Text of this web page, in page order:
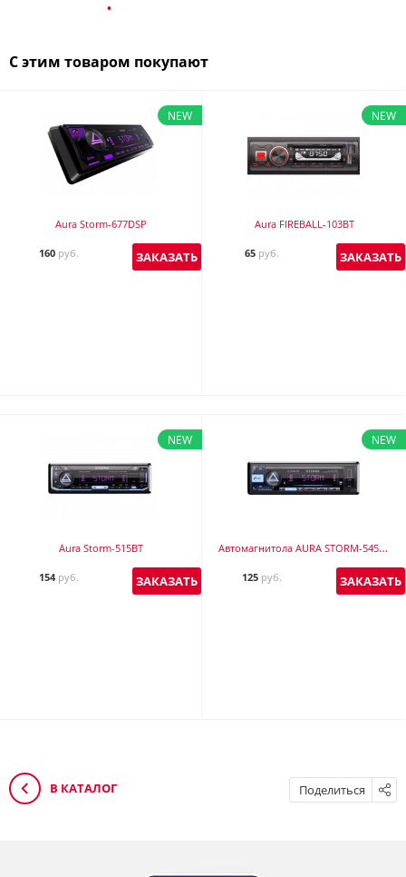
С этим товаром покупают
NEW
Aura Storm-677DSP
160 руб. ЗАКАЗАТЬ
NEW
Aura FIREBALL-103BT
65 руб. ЗАКАЗАТЬ
NEW
Aura Storm-515BT
154 руб. ЗАКАЗАТЬ
NEW
Автомагнитола AURA STORM-545BT
125 руб. ЗАКАЗАТЬ
В КАТАЛОГ Поделиться